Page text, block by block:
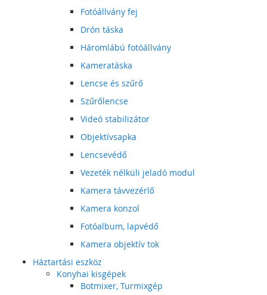
Fotóállvány fej
Drón táska
Háromlábú fotóállvány
Kameratáska
Lencse és szűrő
Szűrőlencse
Videó stabilizátor
Objektívsapka
Lencsevédő
Vezeték nélküli jeladó modul
Kamera távvezérlő
Kamera konzol
Fotóalbum, lapvédő
Kamera objektív tok
Háztartási eszköz
Konyhai kisgépek
Botmixer, Turmixgép